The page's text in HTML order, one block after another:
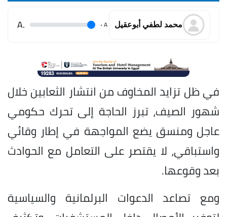
محمد لطفي أبوعقيل A
.
.A
في ظل تزايد المخاوف من انتشار الثعابين خلال
شهور الصيف، تبرز الحاجة إلى تحرك حكومي
عاجل ومنسق يضع المواجهة في إطار وقائي
واستباقي، لا يقتصر على التعامل مع الحوادث
بعد وقوعها.
ومع تصاعد الدعوات البرلمانية والسياسية